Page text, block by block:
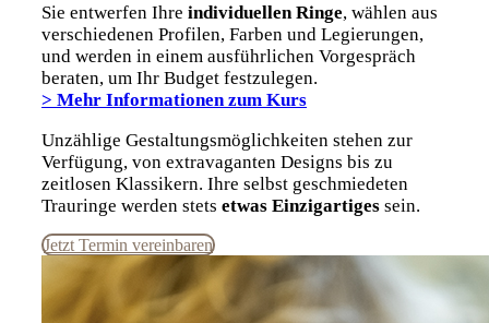
Sie entwerfen Ihre individuellen Ringe, wählen aus
verschiedenen Profilen, Farben und Legierungen,
und werden in einem ausführlichen Vorgespräch
beraten, um Ihr Budget festzulegen.
> Mehr Informationen zum Kurs
Unzählige Gestaltungsmöglichkeiten stehen zur
Verfügung, von extravaganten Designs bis zu
zeitlosen Klassikern. Ihre selbst geschmiedeten
Trauringe werden stets etwas Einzigartiges sein.
Jetzt Termin vereinbaren